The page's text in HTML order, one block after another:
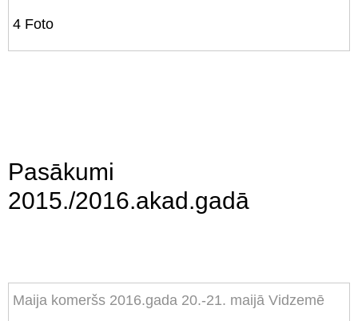
4 Foto
Pasākumi
2015./2016.akad.gadā
Maija komeršs 2016.gada 20.-21. maijā Vidzemē